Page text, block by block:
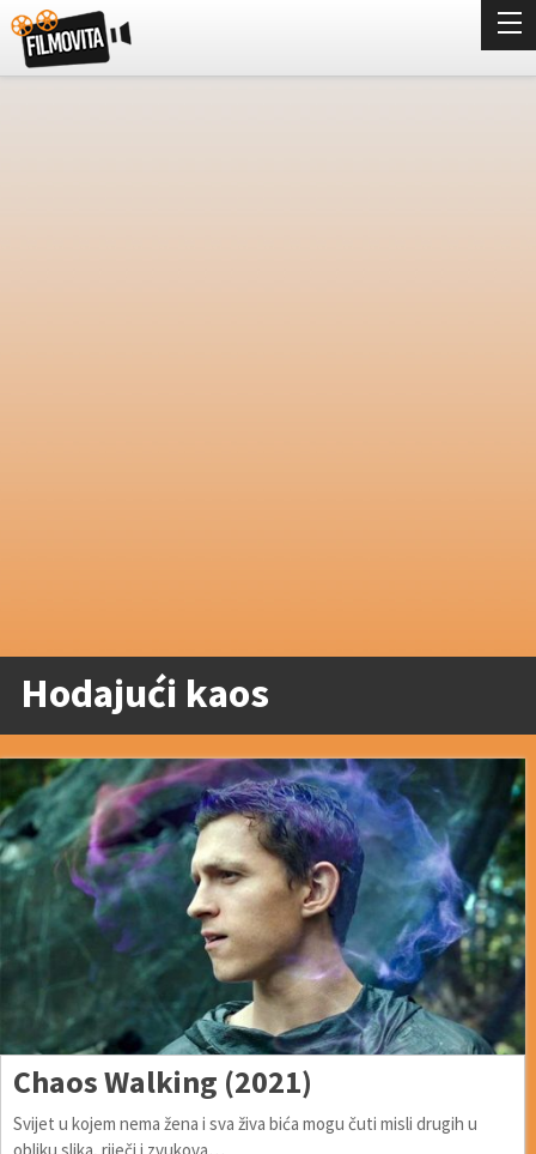
Hodajući kaos
Chaos Walking (2021)
Svijet u kojem nema žena i sva živa bića mogu čuti misli drugih u